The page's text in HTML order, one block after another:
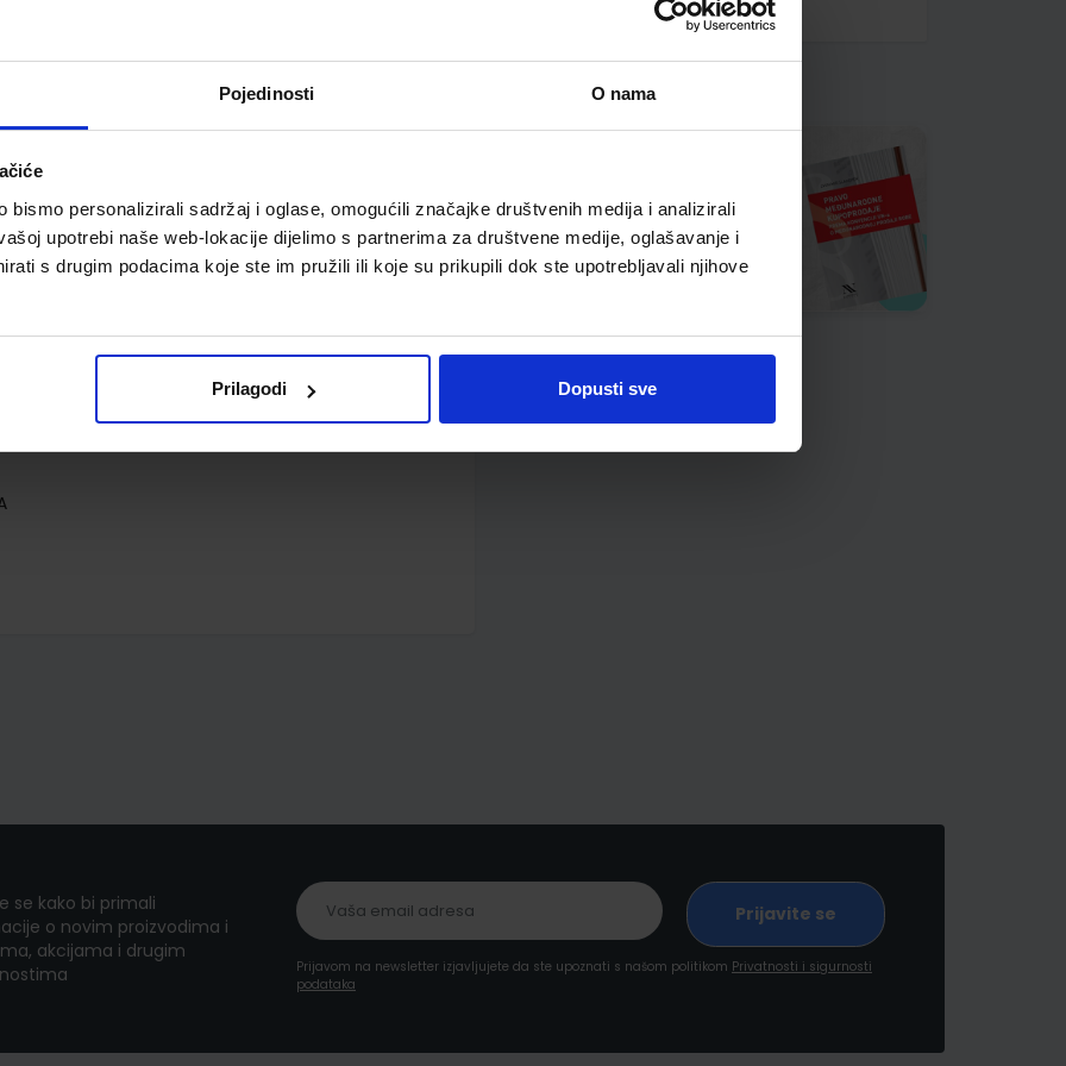
Pojedinosti O nama
bismo personalizirali sadržaj i oglase, omogućili značajke društvenih medija i analizirali
upotrebi naše web-lokacije dijelimo s partnerima za društvene medije, oglašavanje i
s drugim podacima koje ste im pružili ili koje su prikupili dok ste upotrebljavali njihove
Prilagodi Dopusti sve
gimnazije
se kako bi primali
o novim proizvodima i
akcijama i drugim
Prijavom na newsletter izjavljujete da ste upoznati s našom politikom Privatnosti i sigurnosti
podataka